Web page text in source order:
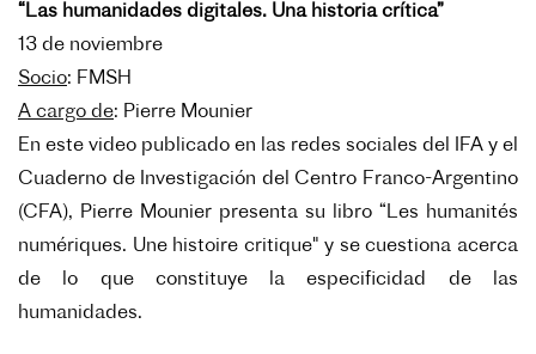
“Las humanidades digitales. Una historia crítica”
13 de noviembre
Socio: FMSH
A cargo de: Pierre Mounier
En este video publicado en las redes sociales del IFA y el
Cuaderno de Investigación del Centro Franco-Argentino
(CFA), Pierre Mounier presenta su libro “Les humanités
numériques. Une histoire critique" y se cuestiona acerca
de lo que constituye la especificidad de las
humanidades.